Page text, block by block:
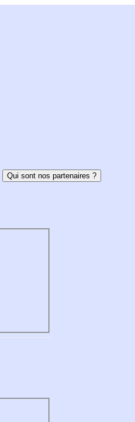
Qui sont nos partenaires ?